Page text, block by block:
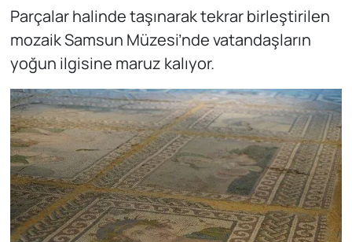
Parçalar halinde taşınarak tekrar birleştirilen
mozaik Samsun Müzesi’nde vatandaşların
yoğun ilgisine maruz kalıyor.